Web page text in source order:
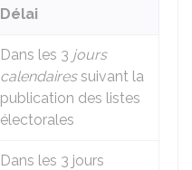
Délai
Dans les 3 jours
calendairessuivant la
publication des listes
électorales
Dans les 3 jours